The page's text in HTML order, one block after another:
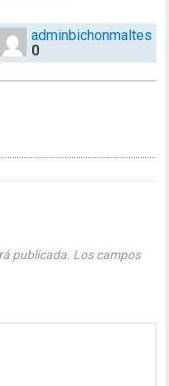
adminbichonmaltes
0
publicada. Los campos